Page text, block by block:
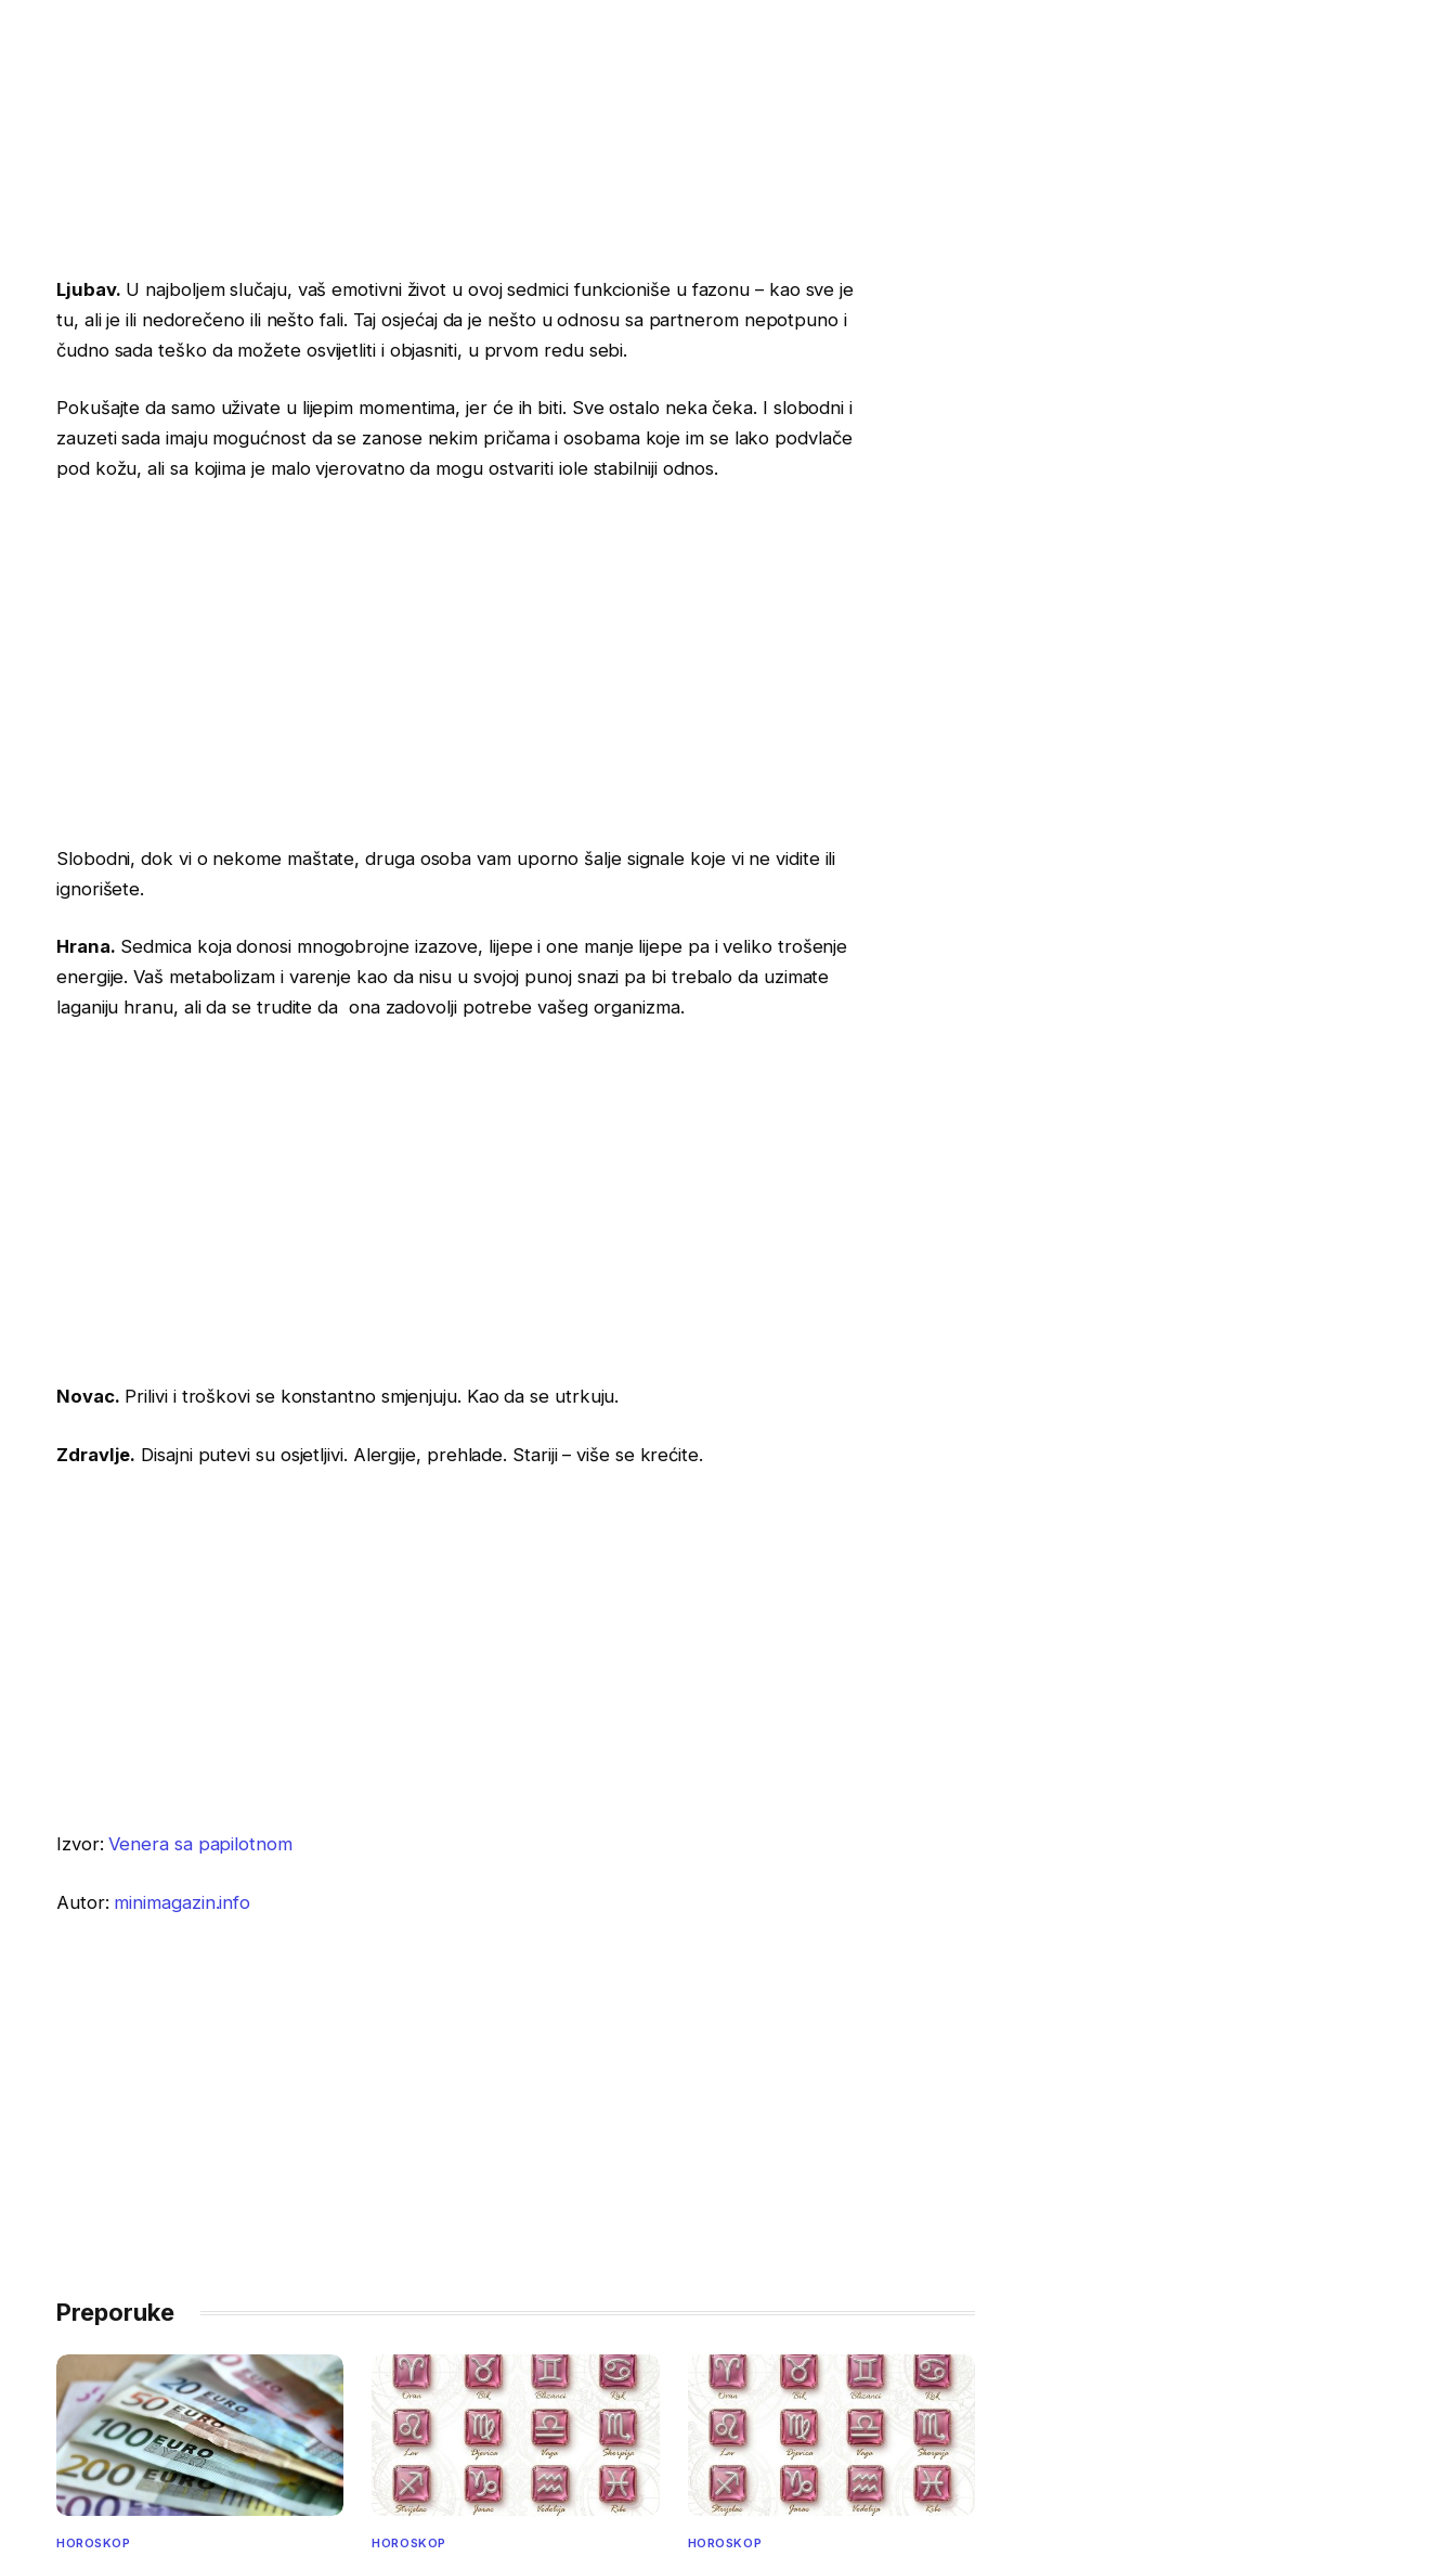
Ljubav. U najboljem slučaju, vaš emotivni život u ovoj sedmici funkcioniše u fazonu – kao sve je
tu, ali je ili nedorečeno ili nešto fali. Taj osjećaj da je nešto u odnosu sa partnerom nepotpuno i
čudno sada teško da možete osvijetliti i objasniti, u prvom redu sebi.
Pokušajte da samo uživate u lijepim momentima, jer će ih biti. Sve ostalo neka čeka. I slobodni i
zauzeti sada imaju mogućnost da se zanose nekim pričama i osobama koje im se lako podvlače
pod kožu, ali sa kojima je malo vjerovatno da mogu ostvariti iole stabilniji odnos.
Slobodni, dok vi o nekome maštate, druga osoba vam uporno šalje signale koje vi ne vidite ili
ignorišete.
Hrana. Sedmica koja donosi mnogobrojne izazove, lijepe i one manje lijepe pa i veliko trošenje
energije. Vaš metabolizam i varenje kao da nisu u svojoj punoj snazi pa bi trebalo da uzimate
laganiju hranu, ali da se trudite da ona zadovolji potrebe vašeg organizma.
Novac. Prilivi i troškovi se konstantno smjenjuju. Kao da se utrkuju.
Zdravlje. Disajni putevi su osjetljivi. Alergije, prehlade. Stariji – više se krećite.
Izvor:Venera sa papilotnom
Autor: minimagazin.info
Preporuke
HOROSKOP HOROSKOP HOROSKOP